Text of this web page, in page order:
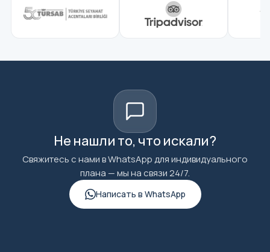
Не нашли то, что искали?
Свяжитесь с нами в WhatsApp для индивидуального
плана — мы на связи 24/7.
Написать в WhatsApp